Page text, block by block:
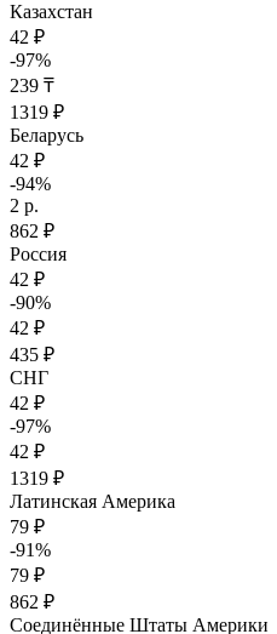
Казахстан
42 ₽
-97%
239 ₸
1319 ₽
Беларусь
42 ₽
-94%
2 р.
862 ₽
Россия
42 ₽
-90%
42 ₽
435 ₽
СНГ
42 ₽
-97%
42 ₽
1319 ₽
Латинская Америка
79 ₽
-91%
79 ₽
862 ₽
Соединённые Штаты Америки